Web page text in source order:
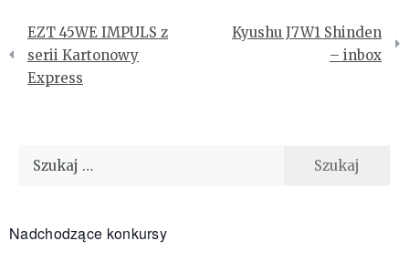
Nawigacja
wpisu
EZT 45WE IMPULS z
serii Kartonowy
Express
Kyushu J7W1 Shinden
– inbox
Szukaj:
Nadchodzące konkursy